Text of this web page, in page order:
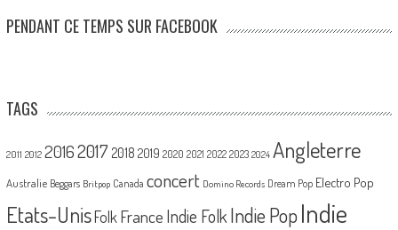
PENDANT CE TEMPS SUR FACEBOOK
TAGS
2011 2012 20162017 2018 2019 2020 2021 2022 2023 2024 Angleterre
Australie Beggars Britpop Canada concert Domino Records Dream Pop Electro Pop
Etats-UnisFolk France Indie Folk Indie PopIndie